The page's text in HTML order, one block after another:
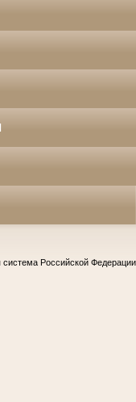
система Российской